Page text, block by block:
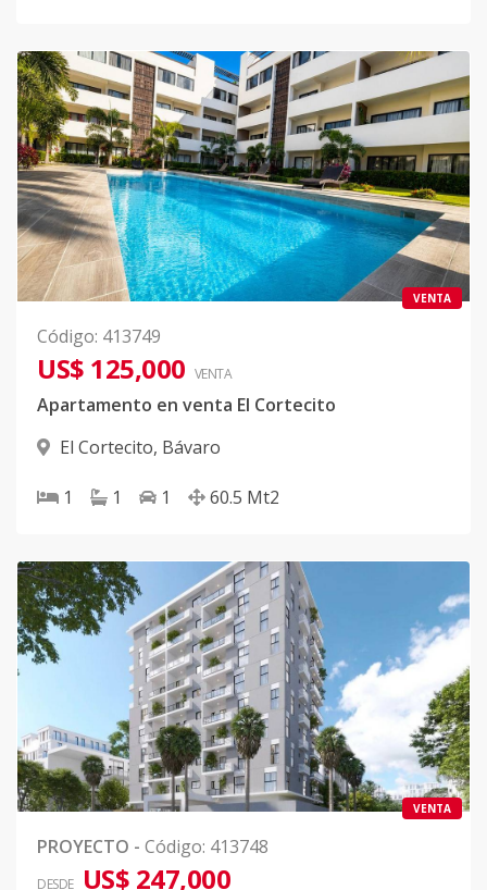
VENTA
Código: 413749
US$ 125,000 VENTA
Apartamento en venta El Cortecito
El Cortecito, Bávaro
1 1 1 60.5 Mt2
VENTA
PROYECTO - Código: 413748
DESDE US$ 247,000